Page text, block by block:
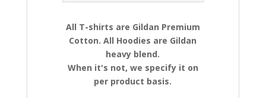
All T-shirts are Gildan Premium
Cotton. All Hoodies are Gildan
heavy blend.
When it's not, we specify it on
per product basis.